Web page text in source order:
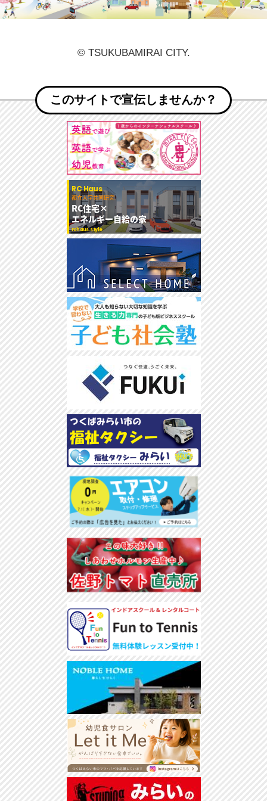
© TSUKUBAMIRAI CITY.
このサイトで宣伝しませんか？